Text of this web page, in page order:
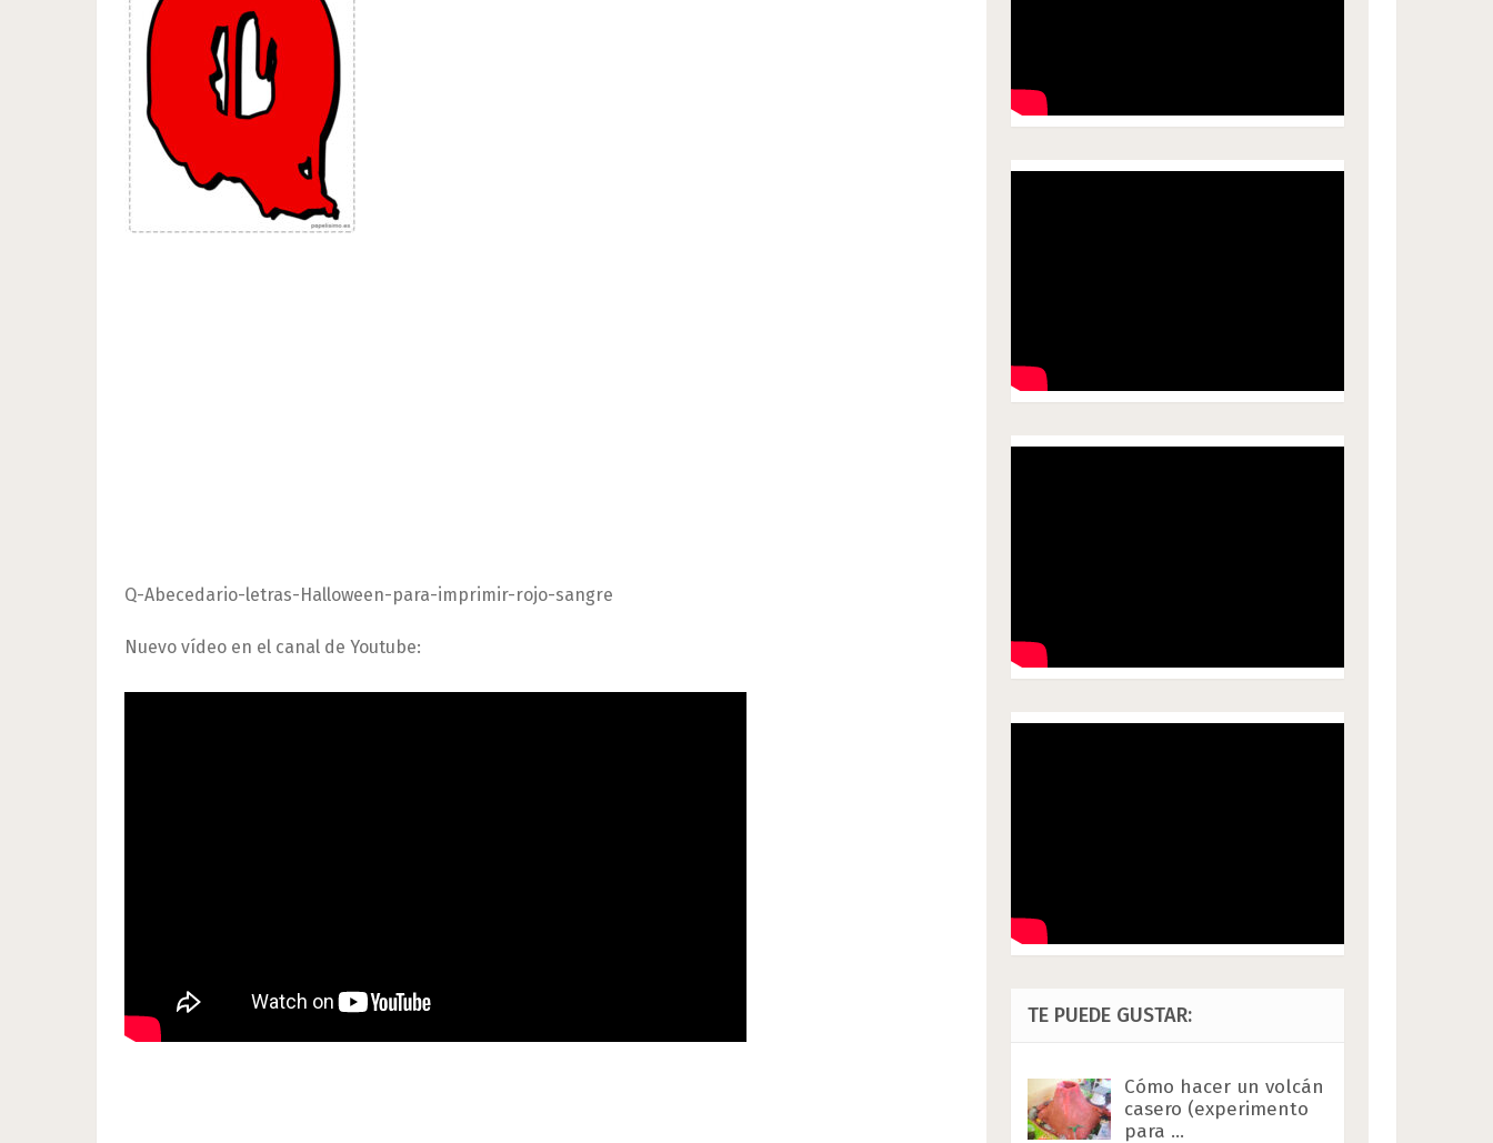
Q-Abecedario-letras-Halloween-para-imprimir-rojo-sangre
Nuevo vídeo en el canal de Youtube:
TE PUEDE GUSTAR:
Cómo hacer un volcán
casero (experimento
para …